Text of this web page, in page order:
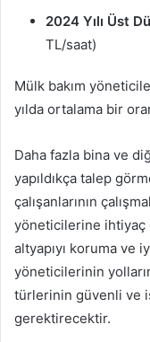
2024 Yılı Üst
TL/saat)
Mülk bakım
yılda ortalama bir
Daha fazla bina ve
yapıldıkça talep
çalışanlarının
yöneticilerine ihtiyaç
altyapıyı koruma ve
yöneticilerinin
türlerinin güvenli ve
gerektirecektir.